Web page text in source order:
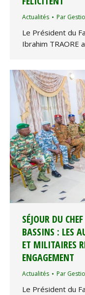
Actualités Par
Le Président du
Ibrahim TRAORE
SÉJOUR DU
BASSINS : LES
ET MILITAIRES
ENGAGEMENT
Actualités Par
Le Président du